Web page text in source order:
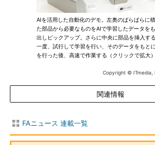
AIを活用した自動化のデモ。左奥のばらばらに
た部品から必要なものをAIで学習したデータを
出しピックアップ。さらに中央に部品を挿入す
一度、試行して学習を行い、そのデータをもと
を行った後、高速で作業する（クリックで拡大）
Copyright © ITmedia,
関連情報
FAニュース 連載一覧